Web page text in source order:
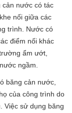
cản nước có tác
nối giữa các
trình. Nước có
điểm nối khác
ẩm ướt,
ngầm.
băng cản nước,
của công trình do
Việc sử dụng băng